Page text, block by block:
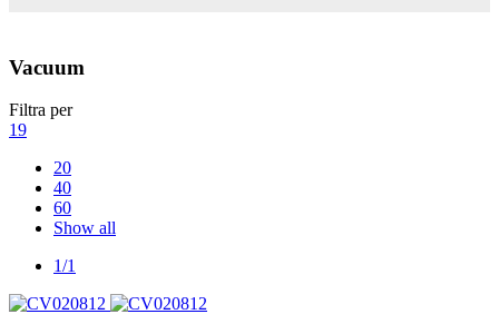
Vacuum
Filtra per
19
20
40
60
Show all
1/1